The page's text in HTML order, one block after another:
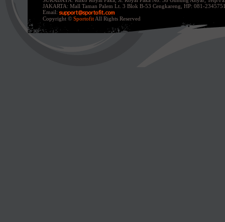
JAKARTA: Mall Taman Palem Lt. 3 Blok B-53 Cengkareng, HP: 081-
Email:
Copyright © Sportofit All Rights Reserved